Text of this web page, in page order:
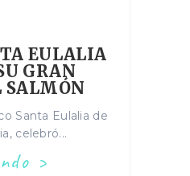
EULALIA
GRAN
SALMÓN
Santa Eulalia de
celebró...